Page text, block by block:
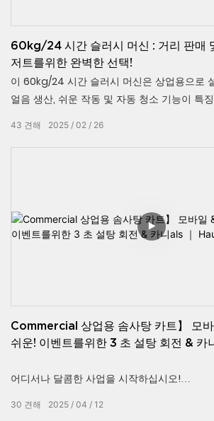
60kg/24 시간 슬러시 머신 : 거리 판매
저트를위한 완벽한 선택!
이 60kg/24 시간 슬러시 머신은 상업용으로
얼음 생산, 쉬운 작동 및 자동 청소 기능이 특
은 것을 배우려면 지금 비디오를보십시오!
2025 02 26
43 견해
Commercial 상업용 솜사탕 카트】 모
쉬운! 이벤트를위한 3 초 설탕 회전 & 카
어디서나 달콤한 사업을 시작하십시오!
2025 04 12
30 견해